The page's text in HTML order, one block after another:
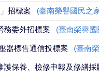
招標案 (臺南榮譽國民之
務委外招標案 (臺南榮譽
器標售通信投標案 (臺南
護保養、檢修申報及修繕採